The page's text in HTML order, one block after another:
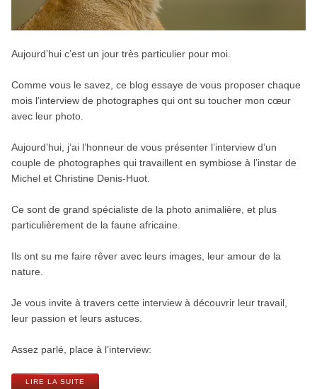
Aujourd’hui c’est un jour très particulier pour moi.
Comme vous le savez, ce blog essaye de vous proposer chaque
mois l’interview de photographes qui ont su toucher mon cœur
avec leur photo.
Aujourd’hui, j’ai l’honneur de vous présenter l’interview d’un
couple de photographes qui travaillent en symbiose à l’instar de
Michel et Christine Denis-Huot.
Ce sont de grand spécialiste de la photo animalière, et plus
particulièrement de la faune africaine.
Ils ont su me faire rêver avec leurs images, leur amour de la
nature.
Je vous invite à travers cette interview à découvrir leur travail,
leur passion et leurs astuces.
Assez parlé, place à l’interview:
LIRE LA SUITE